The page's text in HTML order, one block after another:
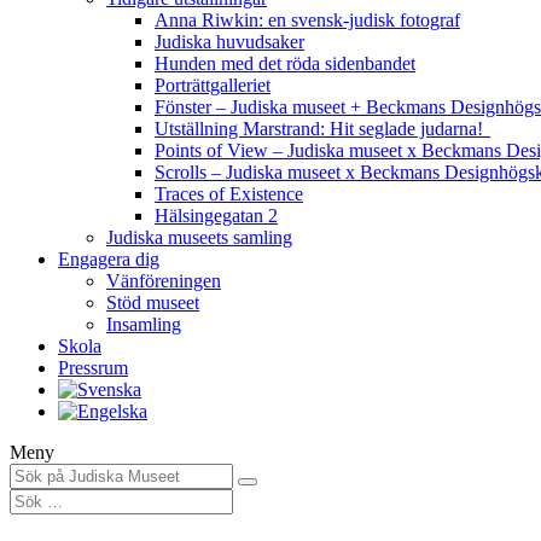
Anna Riwkin: en svensk-judisk fotograf
Judiska huvudsaker
Hunden med det röda sidenbandet
Porträttgalleriet
Fönster – Judiska museet + Beckmans
Utställning Marstrand: Hit seglade judarna!
Points of View – Judiska museet x Beckmans
Scrolls – Judiska museet x Beckmans
Traces of Existence
Hälsingegatan 2
Judiska museets samling
Engagera dig
Vänföreningen
Stöd museet
Insamling
Skola
Pressrum
Meny
Sök
efter: